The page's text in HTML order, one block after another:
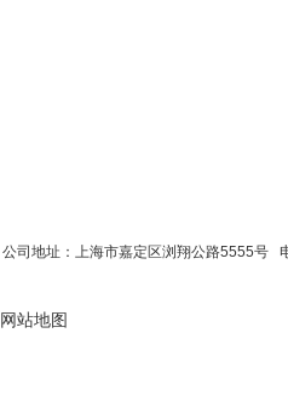
公司地址：上海市嘉定区浏翔公路5555
网站地图